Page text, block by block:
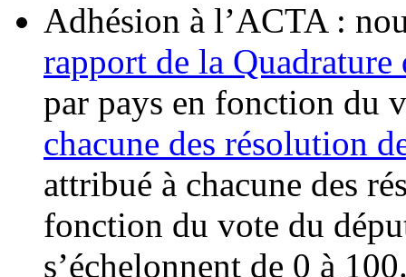
Adhésion à l’ACTA :
rapport de la
par pays en fonction du
chacune des résolution
attribué à chacune des
fonction du vote du
s’échelonnent de 0 à